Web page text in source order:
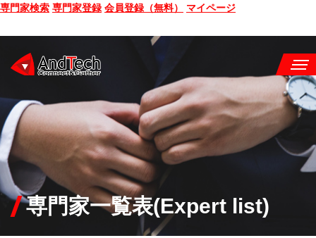
専門家検索 専門家登録 会員登録（無料） マイページ
SEMINAR
BOOK
CONSULTING
SERVICE
専門家一覧表(Expert list)